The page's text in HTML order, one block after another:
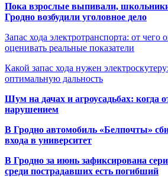
Пока взрослые выпивали,
Гродно возбудили уголовное дело
Запас хода электротранспорта: от чего
оценивать реальные показатели
Какой запас хода нужен
оптимальную дальность
Шум на дачах и агроусадьбах: когда
нарушением
В Гродно автомобиль «Белпочты»
входа в университет
В Гродно за июнь зафиксирована
среди пострадавших есть погибший